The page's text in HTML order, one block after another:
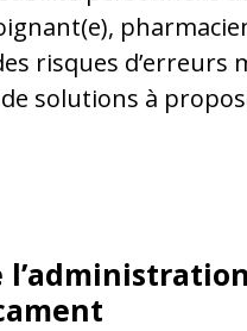
risques d’erreurs
solutions à